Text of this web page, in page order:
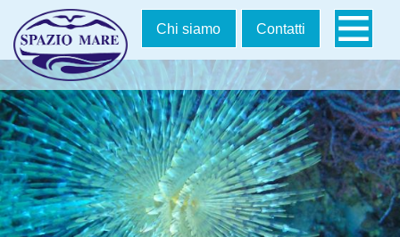
Salta
Chi siamo Contatti